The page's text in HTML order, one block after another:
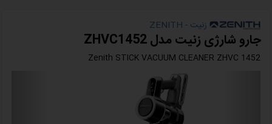
زنیت - ZENITH
جارو شارژی زنیت مدل ZHVC1452
Zenith STICK VACUUM CLEANER ZHVC 1452